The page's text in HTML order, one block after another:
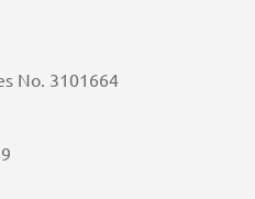
No. 3101664